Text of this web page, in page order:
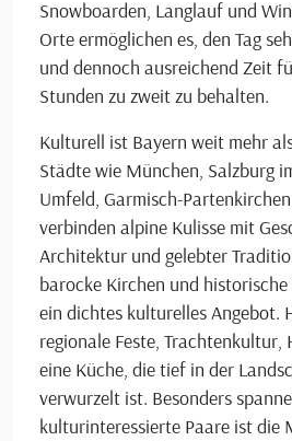
Snowboarden, Langlauf und
Orte ermöglichen es, den Tag
und dennoch ausreichend Zeit
Stunden zu zweit zu behalten.
Kulturell ist Bayern weit mehr
Städte wie München, Salzburg
Umfeld, Garmisch-
verbinden alpine Kulisse mit
Architektur und gelebter
barocke Kirchen und
ein dichtes kulturelles Angebot.
regionale Feste, Trachtenkultur,
eine Küche, die tief in der
verwurzelt ist. Besonders
kulturinteressierte Paare ist die